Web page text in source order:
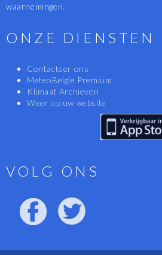
waarnemingen.
ONZE DIENSTEN
Contacteer ons
MeteoBelgie Premium
Klimaat Archieven
Weer op uw website
VOLG ONS